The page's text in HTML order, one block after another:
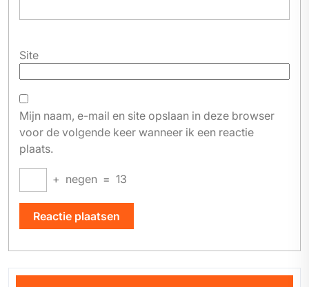
Site
Mijn naam, e-mail en site opslaan in deze browser
voor de volgende keer wanneer ik een reactie
plaats.
+ negen = 13